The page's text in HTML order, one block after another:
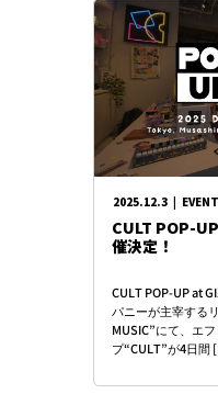
2025.12.3 |
CULT POP-
催決定！
CULT POP-UP at
パニーが主宰する
MUSIC”にて、エ
プ“CULT”が4日間